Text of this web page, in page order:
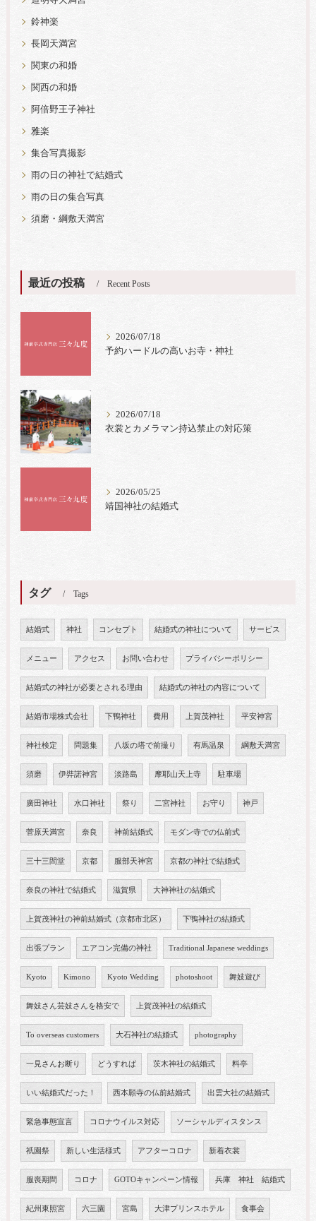
鈴神楽
長岡天満宮
関東の和婚
関西の和婚
阿倍野王子神社
雅楽
集合写真撮影
雨の日の神社で結婚式
雨の日の集合写真
須磨・綱敷天満宮
最近の投稿 Recent Posts
2026/07/18
予約ハードルの高いお寺・神社
2026/07/18
衣裳とカメラマン持込禁止の対応策
2026/05/25
靖国神社の結婚式
タグ Tags
結婚式 神社 コンセプト 結婚式の神社について サービス
メニュー アクセス お問い合わせ プライバシーポリシー
結婚式の神社が必要とされる理由 結婚式の神社の内容について
結婚市場株式会社 下鴨神社 費用 上賀茂神社 平安神宮
神社検定 問題集 八坂の塔で前撮り 有馬温泉 綱敷天満宮
須磨 伊弉諾神宮 淡路島 摩耶山天上寺 駐車場
廣田神社 水口神社 祭り 二宮神社 お守り 神戸
菅原天満宮 奈良 神前結婚式 モダン寺での仏前式
三十三間堂 京都 服部天神宮 京都の神社で結婚式
奈良の神社で結婚式 滋賀県 大神神社の結婚式
上賀茂神社の神前結婚式（京都市北区） 下鴨神社の結婚式
出張プラン エアコン完備の神社 Traditional Japanese weddings
Kyoto Kimono Kyoto Wedding photoshoot 舞妓遊び
舞妓さん芸妓さんを格安で 上賀茂神社の結婚式
To overseas customers 大石神社の結婚式 photography
一見さんお断り どうすれば 茨木神社の結婚式 料亭
いい結婚式だった！ 西本願寺の仏前結婚式 出雲大社の結婚式
緊急事態宣言 コロナウイルス対応 ソーシャルディスタンス
祇園祭 新しい生活様式 アフターコロナ 新着衣裳
服喪期間 コロナ GOTOキャンペーン情報 兵庫 神社 結婚式
紀州東照宮 六三園 宮島 大津プリンスホテル 食事会